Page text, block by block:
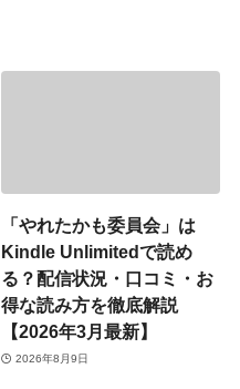
「やれたかも委員会」は
Kindle Unlimitedで読め
る？配信状況・口コミ・お
得な読み方を徹底解説
【2026年3月最新】
2026年8月9日